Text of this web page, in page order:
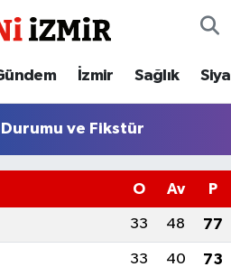
İzmir Sağlık
ve Fikstür
O Av P
33 48 77
33 40 73
Haritası
ve Fikstür